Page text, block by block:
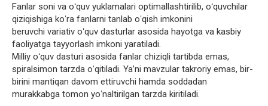
Fanlar soni va oʻquv yuklamalari optimallashtirilib, oʻquvchilar
qiziqishiga koʻra fanlarni tanlab oʻqish imkonini
beruvchi variativ oʻquv dasturlar asosida hayotga va kasbiy
faoliyatga tayyorlash imkoni yaratiladi.
Milliy oʻquv dasturi asosida fanlar chiziqli tartibda emas,
spiralsimon tarzda oʻqitiladi. Yaʼni mavzular takroriy emas, bir-
birini mantiqan davom ettiruvchi hamda soddadan
murakkabga tomon yoʻnaltirilgan tarzda kiritiladi.